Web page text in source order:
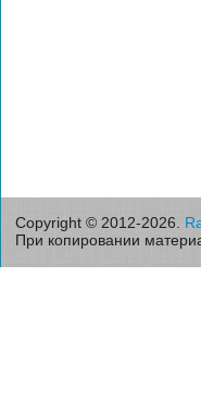
Copyright © 2012-2026.
При копировании